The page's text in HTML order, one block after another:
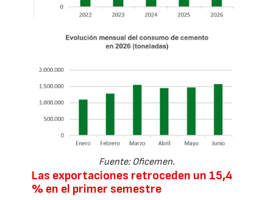
Fuente: Oficemen.
Las exportaciones retroceden un 15,4
% en el primer semestre